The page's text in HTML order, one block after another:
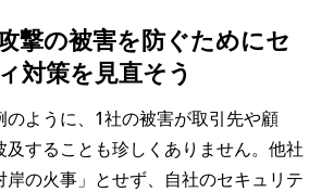
撃の被害を防ぐためにセ
対策を見直そう
のように、1社の被害が取引先や顧
及することも珍しくありません。他社
岸の火事」とせず、自社のセキュリテ